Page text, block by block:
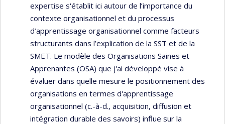
expertise s'établit ici autour de l’importance du
contexte organisationnel et du processus
d’apprentissage organisationnel comme facteurs
structurants dans l’explication de la SST et de la
SMET. Le modèle des Organisations Saines et
Apprenantes (OSA) que j'ai développé vise à
évaluer dans quelle mesure le positionnement des
organisations en termes d'apprentissage
organisationnel (c.-à-d., acquisition, diffusion et
intégration durable des savoirs) influe sur la